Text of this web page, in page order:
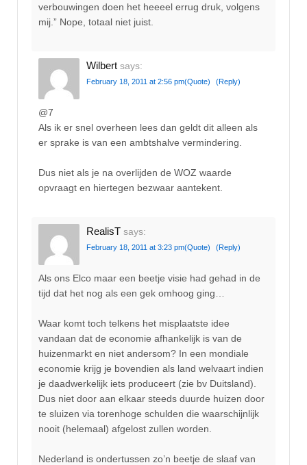
verbouwingen doen het heeeel errug druk, volgens
mij.” Nope, totaal niet juist.
Wilbert says:
February 18, 2011 at 2:56 pm(Quote) (Reply)
@7
Als ik er snel overheen lees dan geldt dit alleen als
er sprake is van een ambtshalve vermindering.
Dus niet als je na overlijden de WOZ waarde
opvraagt en hiertegen bezwaar aantekent.
RealisT says:
February 18, 2011 at 3:23 pm(Quote) (Reply)
Als ons Elco maar een beetje visie had gehad in de
tijd dat het nog als een gek omhoog ging…
Waar komt toch telkens het misplaatste idee
vandaan dat de economie afhankelijk is van de
huizenmarkt en niet andersom? In een mondiale
economie krijg je bovendien als land welvaart indien
je daadwerkelijk iets produceert (zie bv Duitsland).
Dus niet door aan elkaar steeds duurde huizen door
te sluizen via torenhoge schulden die waarschijnlijk
nooit (helemaal) afgelost zullen worden.
Nederland is ondertussen zo’n beetje de slaaf van